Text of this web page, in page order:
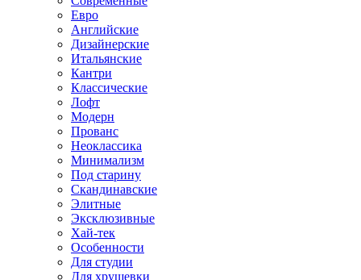
Евро
Английские
Дизайнерские
Итальянские
Кантри
Классические
Лофт
Модерн
Прованс
Неоклассика
Минимализм
Под старину
Скандинавские
Элитные
Эксклюзивные
Хай-тек
Особенности
Для студии
Для хрущевки